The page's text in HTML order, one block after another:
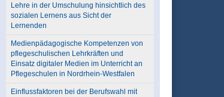
Lehre in der Umschulung hinsichtlich des
sozialen Lernens aus Sicht der
Lernenden
Medienpädagogische Kompetenzen von
pflegeschulischen Lehrkräften und
Einsatz digitaler Medien im Unterricht an
Pflegeschulen in Nordrhein-Westfalen
Einflussfaktoren bei der Berufswahl mit